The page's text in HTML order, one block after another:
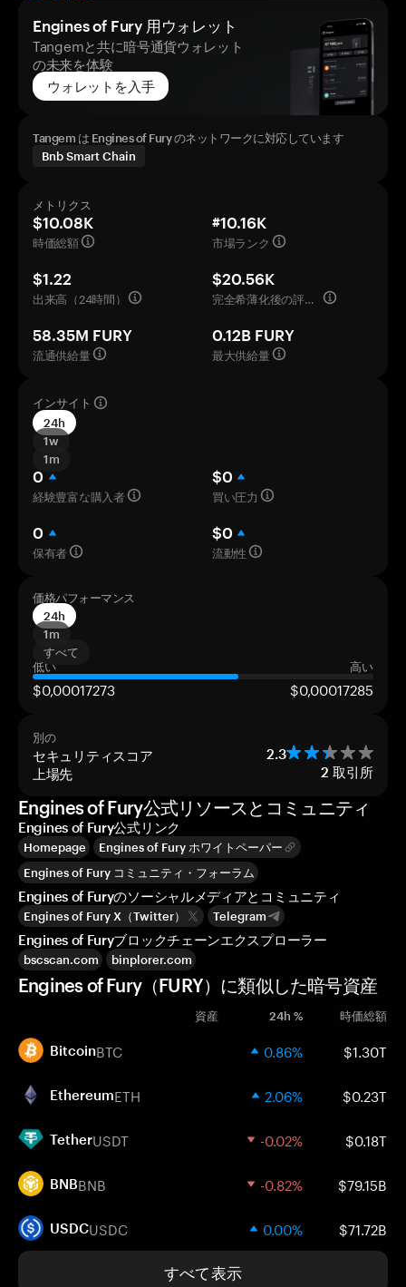
Engines of Fury 用ウォレット
Tangemと共に暗号通貨ウォレット
の未来を体験
ウォレットを入手
Tangem は Engines of Fury のネットワークに対応しています
Bnb Smart Chain
メトリクス
$10.08K
時価総額
#10.16K
市場ランク
$1.22
出来高（24時間）
$20.56K
完全希薄化後の評価額
58.35M FURY
流通供給量
0.12B FURY
最大供給量
インサイト
24h
1w
1m
0
経験豊富な購入者
$0
買い圧力
0
保有者
$0
流動性
価格パフォーマンス
24h
1m
すべて
低い
高い
$0,00017273 $0,00017285
別の
セキュリティスコア 2.3
上場先 2 取引所
Engines of Fury公式リソースとコミュニティ
Engines of Fury公式リンク
Homepage
Engines of Fury ホワイトペーパー
Engines of Fury コミュニティ・フォーラム
Engines of Furyのソーシャルメディアとコミュニティ
Engines of Fury X（Twitter） Telegram
Engines of Furyブロックチェーンエクスプローラー
bscscan.com binplorer.com
Engines of Fury（FURY）に類似した暗号資産
資産 24h % 時価総額
BitcoinBTC 0.86% $1.30T
EthereumETH 2.06% $0.23T
TetherUSDT -0.02% $0.18T
BNBBNB -0.82% $79.15B
USDCUSDC 0.00% $71.72B
すべて表示